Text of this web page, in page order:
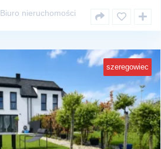
Biuro nieruchomości
szeregowiec